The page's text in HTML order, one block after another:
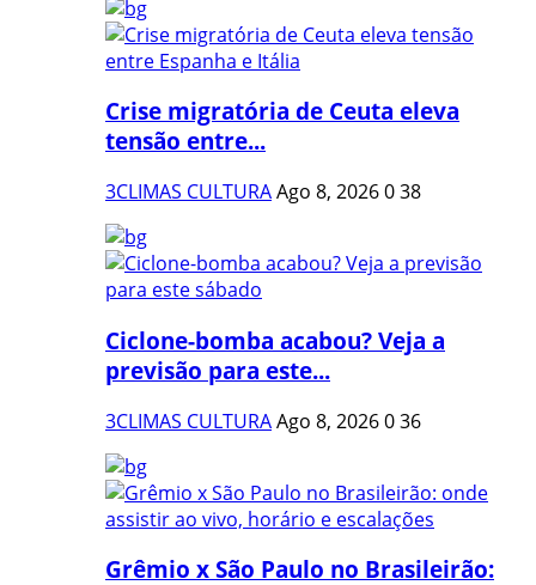
Crise migratória de Ceuta eleva
tensão entre...
3CLIMAS CULTURAAgo 8, 2026038
Ciclone-bomba acabou? Veja a
previsão para este...
3CLIMAS CULTURAAgo 8, 2026036
Grêmio x São Paulo no Brasileirão: